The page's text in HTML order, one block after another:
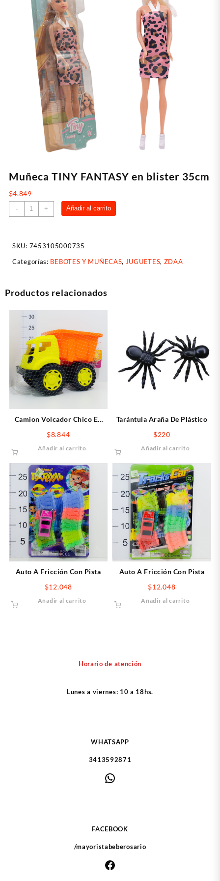
Muñeca TINY FANTASY en blister 35cm
$4.849
-
Muñeca
TINY
blister
35cm
+ Añadir al carrito
SKU: 7453105000735
Categorías: BEBOTES Y MUÑECAS, JUGUETES, ZDAA
Productos relacionados
Camion Volcador Chico En
$8.844
Añadir al carrito
Tarántula Araña De Plástico
$220
Añadir al carrito
Auto A Fricción Con Pista
$12.048
Añadir al carrito
Auto A Fricción Con Pista
$12.048
Añadir al carrito
Horario de atención
Lunes a viernes: 10 a 18hs.
WHATSAPP
3413592871
WhatsApp
FACEBOOK
/mayoristabeberosario
Facebook